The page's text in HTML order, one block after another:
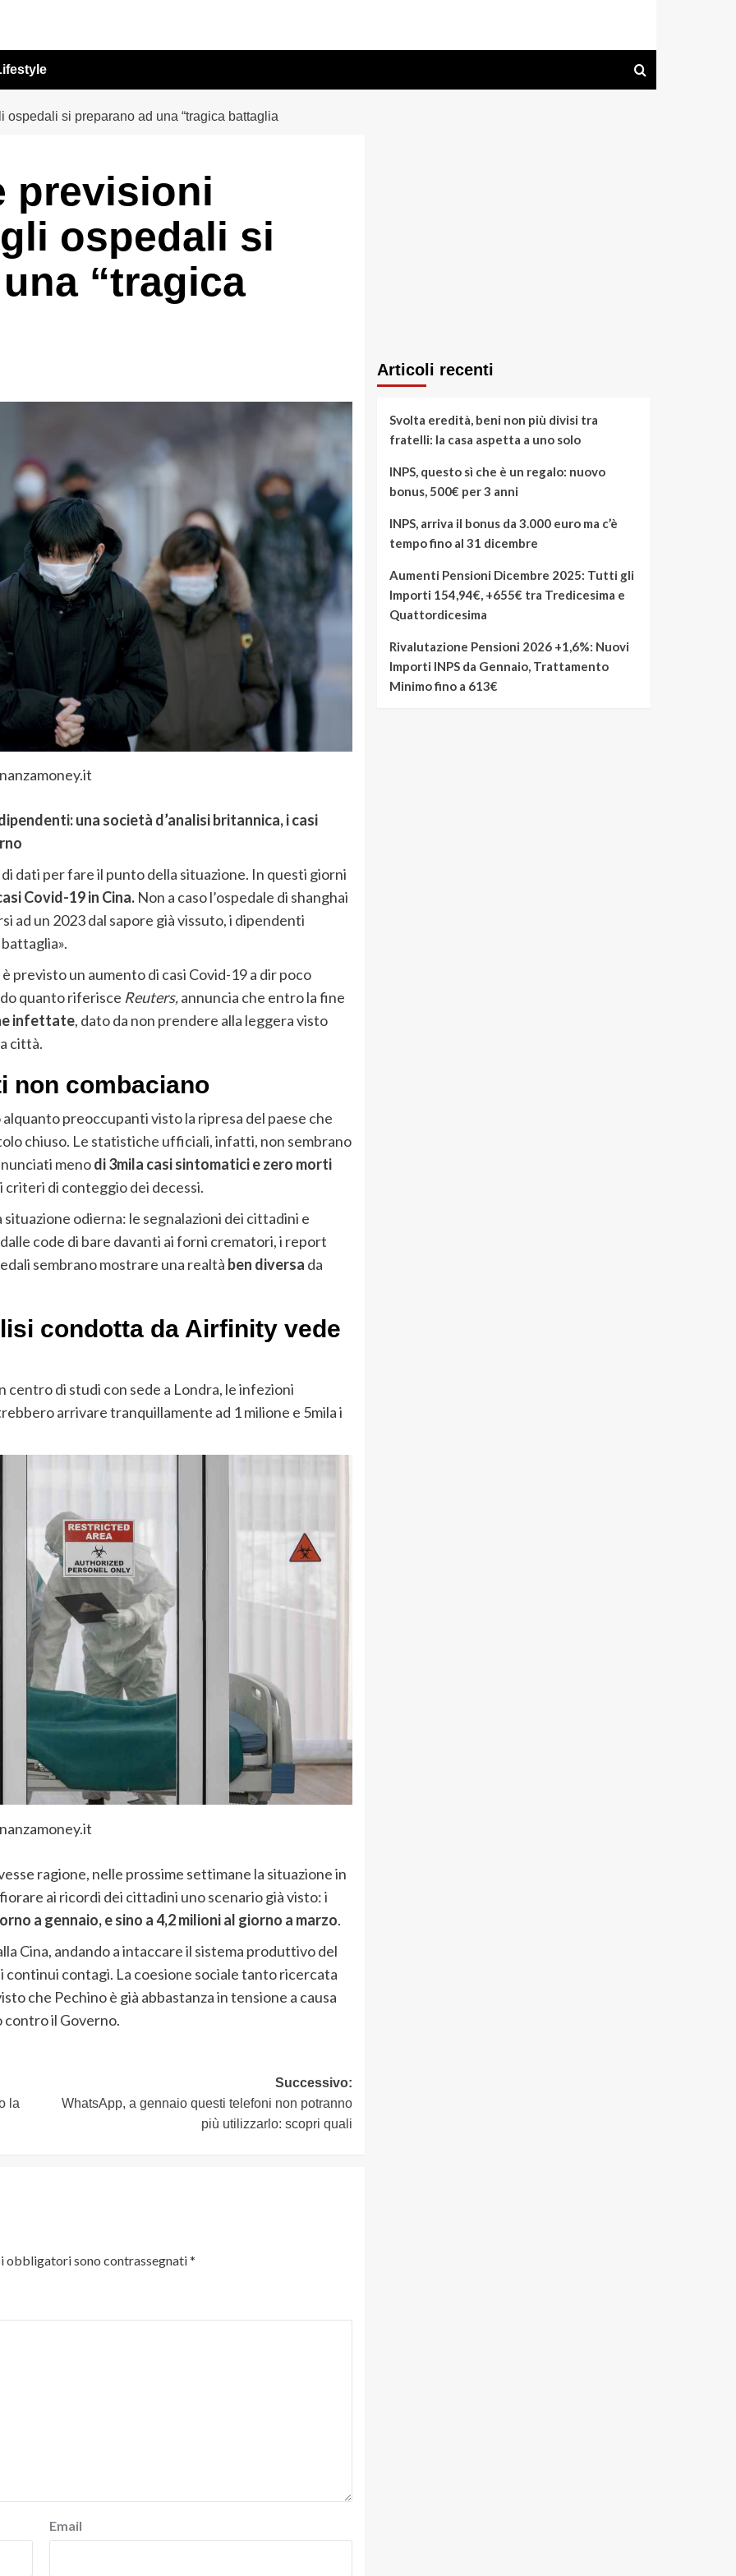
si preparano ad una “tragica battaglia
previsioni
ospedali si
“tragica
una società d’analisi britannica, i casi
dati per fare il punto della situazione. In questi giorni
Covid-19 in Cina.Non a caso l’ospedale di shanghai
ad un 2023 dal sapore già vissuto, i dipendenti
previsto un aumento di casi Covid-19 a dir poco
quanto riferisce Reuters,annuncia che entro la fine
infettate, dato da non prendere alla leggera visto
città.
non combaciano
preoccupanti visto la ripresa del paese che
chiuso. Le statistiche ufficiali, infatti, non sembrano
menodi 3mila casi sintomatici e zero morti
di conteggio dei decessi.
odierna: le segnalazioni dei cittadini e
code di bare davanti ai forni crematori, i report
sembrano mostrare una realtà ben diversa da
condotta da Airfinity vede
centro di studi con sede a Londra, le infezioni
arrivare tranquillamente ad 1 milione e 5mila i
ragione, nelle prossime settimane la situazione in
ai ricordi dei cittadini uno scenario già visto: i
a gennaio, e sino a 4,2 milioni al giorno a marzo.
Cina, andando a intaccare il sistema produttivo del
continui contagi. La coesione sociale tanto ricercata
che Pechino è già abbastanza in tensione a causa
il Governo.
la
Successivo:
WhatsApp, a gennaio questi telefoni non potranno
più utilizzarlo: scopri quali
obbligatori sono contrassegnati*
Email
Articoli recenti
Svolta eredità, beni non più divisi tra
fratelli: la casa aspetta a uno solo
INPS, questo sì che è un regalo: nuovo
bonus, 500€ per 3 anni
INPS, arriva il bonus da 3.000 euro ma c’è
tempo fino al 31 dicembre
Aumenti Pensioni Dicembre 2025: Tutti gli
Importi 154,94€, +655€ tra Tredicesima e
Quattordicesima
Rivalutazione Pensioni 2026 +1,6%: Nuovi
Importi INPS da Gennaio, Trattamento
Minimo fino a 613€